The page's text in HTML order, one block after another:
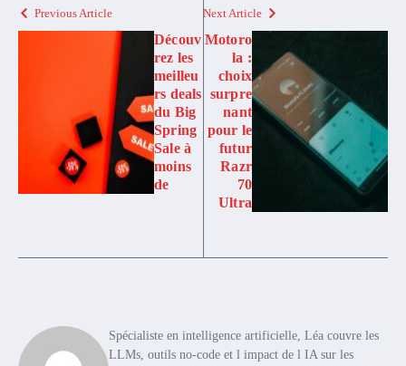
Previous Article
Découv
rez les
meilleu
rs deals
du Big
Spring
Sale à
moins
de
Next Article
Motoro
la :
choix
surpre
nant
pour le
futur
Razr
70
Ultra
Spécialiste en intelligence artificielle, Léa couvre les
LLMs, outils no-code et l impact de l IA sur les